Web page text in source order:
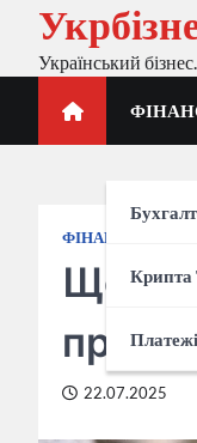
Перейти
вмістуУкраїнський
Крипта
ФІНАНСИ
Що
22.07.2025